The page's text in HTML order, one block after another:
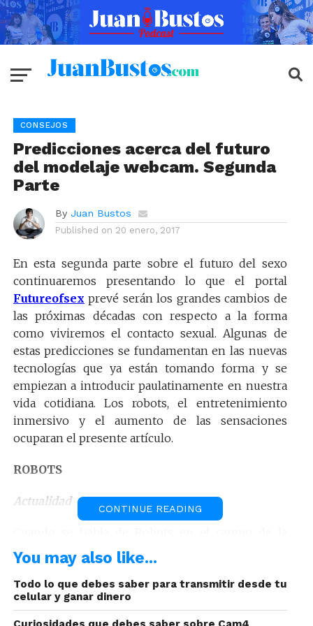
CONSEJOS
Predicciones acerca del futuro
del modelaje webcam. Segunda
Parte
By Juan Bustos
Published on 20 enero, 2017
En esta segunda parte sobre el futuro del sexo
continuaremos presentando lo que el portal
Futureofsex prevé serán los grandes cambios de
las próximas décadas con respecto a la forma
como viviremos el contacto sexual. Algunas de
estas predicciones se fundamentan en las nuevas
tecnologías que ya están tomando forma y se
empiezan a introducir paulatinamente en nuestra
vida cotidiana. Los robots, el entretenimiento
inmersivo y el aumento de las sensaciones
ocuparan el presente artículo.
ROBOTS
Actualidad
sexualidad se deben hacer las distinciones entre
masculinos y femeninos, los primeros reciben el
nombre de Androides, mientras que los segundos
se les denominaGinoide
CONTINUE READING
You may also like...
Todo lo que debes saber para transmitir desde tu
celular y ganar dinero